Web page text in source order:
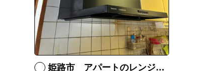
姫路市 アパートのレンジフード交換